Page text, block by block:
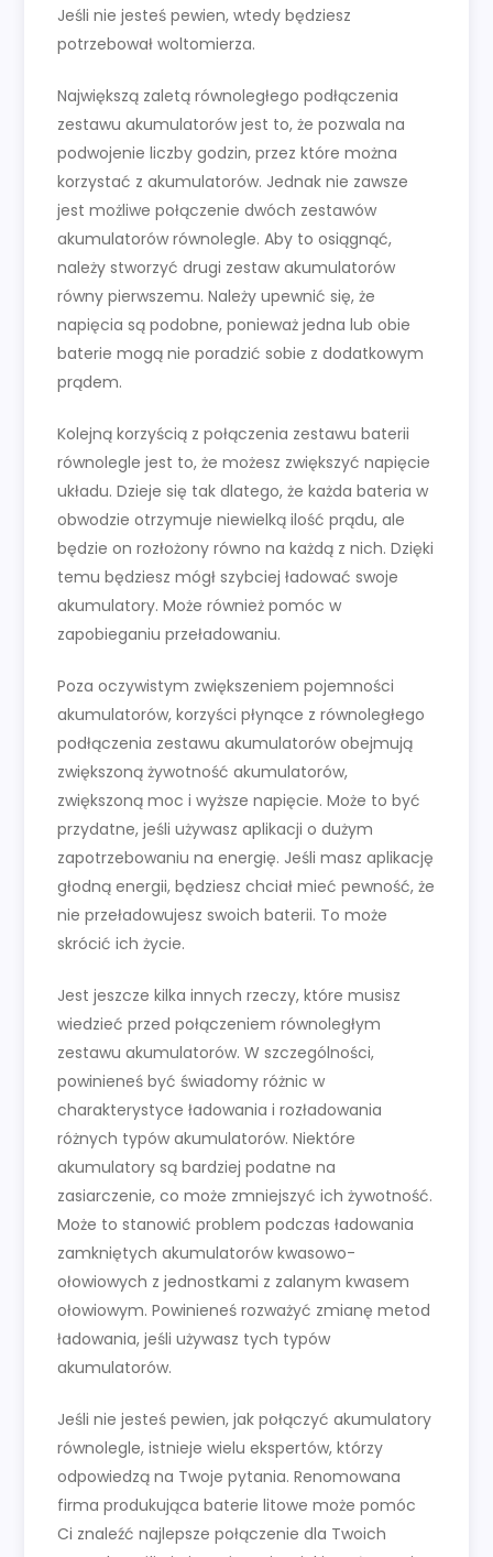
Jeśli nie jesteś pewien, wtedy będziesz
potrzebował woltomierza.
Największą zaletą równoległego podłączenia
zestawu akumulatorów jest to, że pozwala na
podwojenie liczby godzin, przez które można
korzystać z akumulatorów. Jednak nie zawsze
jest możliwe połączenie dwóch zestawów
akumulatorów równolegle. Aby to osiągnąć,
należy stworzyć drugi zestaw akumulatorów
równy pierwszemu. Należy upewnić się, że
napięcia są podobne, ponieważ jedna lub obie
baterie mogą nie poradzić sobie z dodatkowym
prądem.
Kolejną korzyścią z połączenia zestawu baterii
równolegle jest to, że możesz zwiększyć napięcie
układu. Dzieje się tak dlatego, że każda bateria w
obwodzie otrzymuje niewielką ilość prądu, ale
będzie on rozłożony równo na każdą z nich. Dzięki
temu będziesz mógł szybciej ładować swoje
akumulatory. Może również pomóc w
zapobieganiu przeładowaniu.
Poza oczywistym zwiększeniem pojemności
akumulatorów, korzyści płynące z równoległego
podłączenia zestawu akumulatorów obejmują
zwiększoną żywotność akumulatorów,
zwiększoną moc i wyższe napięcie. Może to być
przydatne, jeśli używasz aplikacji o dużym
zapotrzebowaniu na energię. Jeśli masz aplikację
głodną energii, będziesz chciał mieć pewność, że
nie przeładowujesz swoich baterii. To może
skrócić ich życie.
Jest jeszcze kilka innych rzeczy, które musisz
wiedzieć przed połączeniem równoległym
zestawu akumulatorów. W szczególności,
powinieneś być świadomy różnic w
charakterystyce ładowania i rozładowania
różnych typów akumulatorów. Niektóre
akumulatory są bardziej podatne na
zasiarczenie, co może zmniejszyć ich żywotność.
Może to stanowić problem podczas ładowania
zamkniętych akumulatorów kwasowo-
ołowiowych z jednostkami z zalanym kwasem
ołowiowym. Powinieneś rozważyć zmianę metod
ładowania, jeśli używasz tych typów
akumulatorów.
Jeśli nie jesteś pewien, jak połączyć akumulatory
równolegle, istnieje wielu ekspertów, którzy
odpowiedzą na Twoje pytania. Renomowana
firma produkująca baterie litowe może pomóc
Ci znaleźć najlepsze połączenie dla Twoich